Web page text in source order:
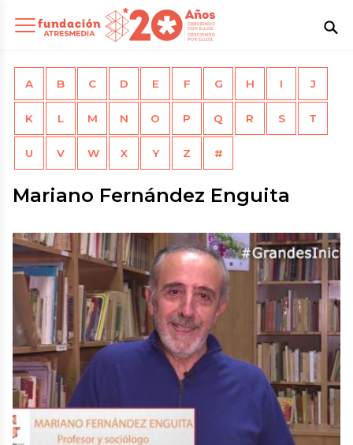
A B C D E F G H I J
K L M N O P Q R S T
U V W X Y Z #
Mariano Fernández Enguita